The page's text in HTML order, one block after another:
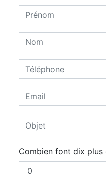
Combien font dix plus